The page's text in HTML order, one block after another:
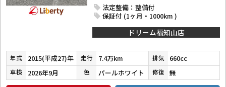
法定整備：整備付
保証付 (1ヶ月・1000km )
ドリーム福知山店
年式 2015(平成27)年 走行 7.4万km 排気 660cc
車検 2026年9月 色 パールホワイト 修復 無